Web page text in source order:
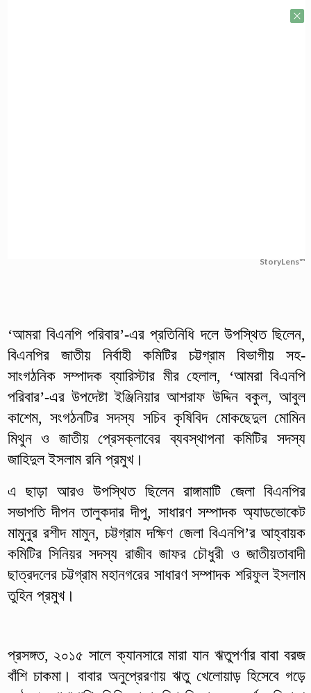
StoryLens™
‘আমরা বিএনপি পরিবার’-এর প্রতিনিধি দলে উপস্থিত ছিলেন,
বিএনপির জাতীয় নির্বাহী কমিটির চট্টগ্রাম বিভাগীয় সহ-
সাংগঠনিক সম্পাদক ব্যারিস্টার মীর হেলাল, ‘আমরা বিএনপি
পরিবার’-এর উপদেষ্টা ইঞ্জিনিয়ার আশরাফ উদ্দিন বকুল, আবুল
কাশেম, সংগঠনটির সদস্য সচিব কৃষিবিদ মোকছেদুল মোমিন
মিথুন ও জাতীয় প্রেসক্লাবের ব্যবস্থাপনা কমিটির সদস্য
জাহিদুল ইসলাম রনি প্রমুখ।
এ ছাড়া আরও উপস্থিত ছিলেন রাঙ্গামাটি জেলা বিএনপির
সভাপতি দীপন তালুকদার দীপু, সাধারণ সম্পাদক অ্যাডভোকেট
মামুনুর রশীদ মামুন, চট্টগ্রাম দক্ষিণ জেলা বিএনপি’র আহ্বায়ক
কমিটির সিনিয়র সদস্য রাজীব জাফর চৌধুরী ও জাতীয়তাবাদী
ছাত্রদলের চট্টগ্রাম মহানগরের সাধারণ সম্পাদক শরিফুল ইসলাম
তুহিন প্রমুখ।
প্রসঙ্গত, ২০১৫ সালে ক্যানসারে মারা যান ঋতুপর্ণার বাবা বরজ
বাঁশি চাকমা। বাবার অনুপ্রেরণায় ঋতু খেলোয়াড় হিসেবে গড়ে